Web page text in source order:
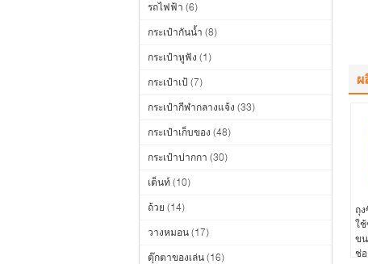
รถไฟฟ้า (6)
กระเป๋ากันน้ำ (8)
กระเป๋าหูฟัง (1)
กระเป๋าเป้ (7)
กระเป๋ากีฬากลางแจ้ง (33)
กระเป๋าเก็บของ (48)
กระเป๋าปากกา (30)
เต็นท์ (10)
ถ้วย (14)
วางหมอน (17)
ตุ๊กตาของเล่น (16)
ถุ
ใ
ข
ช่